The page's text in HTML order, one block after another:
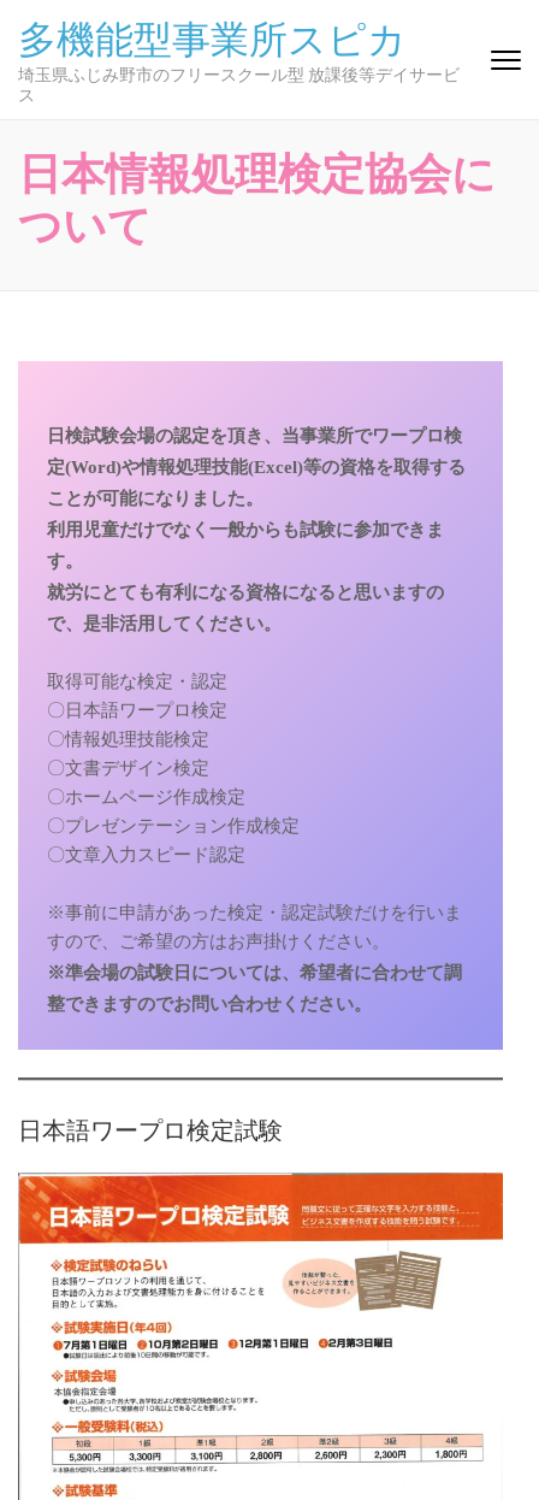
テ
ン
キ
押
多機能型事業所スピカ
埼玉県ふじみ野市のフリースクール型 放課後等デイサービ
ス
日本情報処理検定協会に
ついて
日検試験会場の認定を頂き、当事業所でワープロ検
定(Word)や情報処理技能(Excel)等の資格を取得する
ことが可能になりました。
利用児童だけでなく一般からも試験に参加できま
す。
就労にとても有利になる資格になると思いますの
で、是非活用してください。
取得可能な検定・認定
〇日本語ワープロ検定
〇情報処理技能検定
〇文書デザイン検定
〇ホームページ作成検定
〇プレゼンテーション作成検定
〇文章入力スピード認定
※事前に申請があった検定・認定試験だけを行いま
※準会場の試験日については、希望者に合わせて調
整できますのでお問い合わせください。
日本語ワープロ検定試験